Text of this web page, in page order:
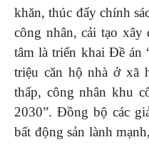
khăn, thúc đẩy chính
công nhân, cải tạo
tâm là triển khai Đề án
triệu căn hộ nhà ở xã
thấp, công nhân khu
2030”. Đồng bộ các
bất động sản lành